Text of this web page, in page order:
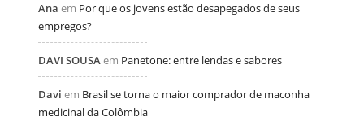
Ana em Por que os jovens estão desapegados de seus
empregos?
DAVI SOUSAem Panetone: entre lendas e sabores
Davi em Brasil se torna o maior comprador de maconha
medicinal da Colômbia